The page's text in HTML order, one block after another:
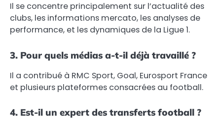
Il se concentre principalement sur l’actualité des
clubs, les informations mercato, les analyses de
performance, et les dynamiques de la Ligue 1.
3. Pour quels médias a-t-il déjà travaillé ?
Il a contribué à RMC Sport, Goal, Eurosport France
et plusieurs plateformes consacrées au football.
4. Est-il un expert des transferts football ?